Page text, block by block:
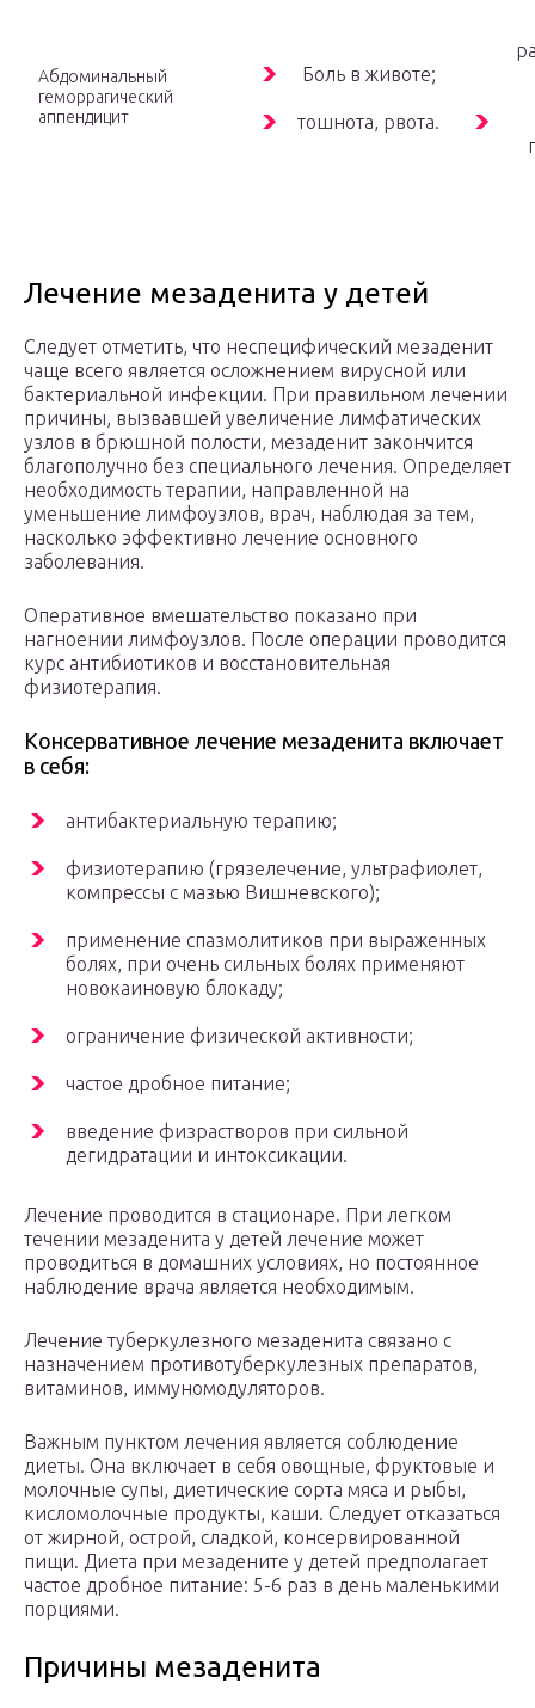
Абдоминальный
геморрагический
аппендицит
Боль в животе;
тошнота, рвота.
Лечение мезаденита у детей
Следует отметить, что неспецифический мезаденит
чаще всего является осложнением вирусной или
бактериальной инфекции. При правильном лечении
причины, вызвавшей увеличение лимфатических
узлов в брюшной полости, мезаденит закончится
благополучно без специального лечения. Определяет
необходимость терапии, направленной на
уменьшение лимфоузлов, врач, наблюдая за тем,
насколько эффективно лечение основного
заболевания.
Оперативное вмешательство показано при
нагноении лимфоузлов. После операции проводится
курс антибиотиков и восстановительная
физиотерапия.
Консервативное лечение мезаденита включает
в себя:
антибактериальную терапию;
физиотерапию (грязелечение, ультрафиолет,
компрессы с мазью Вишневского);
применение спазмолитиков при выраженных
болях, при очень сильных болях применяют
новокаиновую блокаду;
ограничение физической активности;
частое дробное питание;
введение физрастворов при сильной
дегидратации и интоксикации.
Лечение проводится в стационаре. При легком
течении мезаденита у детей лечение может
проводиться в домашних условиях, но постоянное
наблюдение врача является необходимым.
Лечение туберкулезного мезаденита связано с
назначением противотуберкулезных препаратов,
витаминов, иммуномодуляторов.
Важным пунктом лечения является соблюдение
диеты. Она включает в себя овощные, фруктовые и
молочные супы, диетические сорта мяса и рыбы,
кисломолочные продукты, каши. Следует отказаться
от жирной, острой, сладкой, консервированной
пищи. Диета при мезадените у детей предполагает
частое дробное питание: 5-6 раз в день маленькими
порциями.
Причины мезаденита